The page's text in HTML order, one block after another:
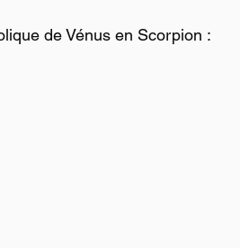
de Vénus en Scorpion :